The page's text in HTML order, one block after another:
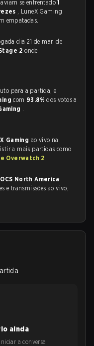
se enfrentado1
, LuneX Gaming
empatadas.
dia 21 de mar. de
2onde
para a partida, e
com 93.8%dos votos a
.
Gaming ao vivo na
a mais partidas como
Overwatch 2 .
OCS North America
e transmissões ao vivo,
ainda
a conversa!